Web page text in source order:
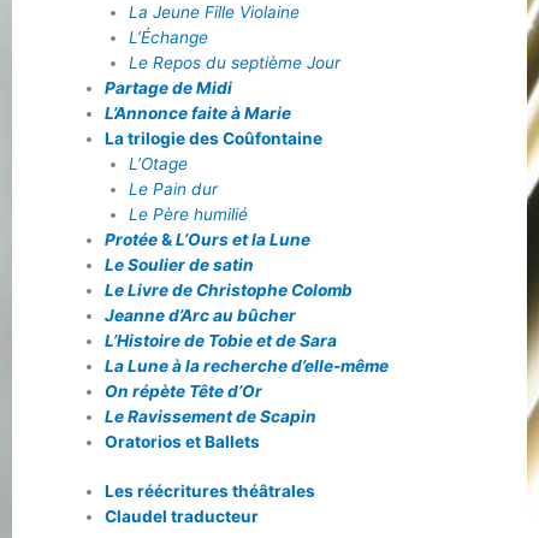
La Jeune Fille Violaine
L’Échange
Le Repos du septième Jour
Partage de Midi
L’Annonce faite à Marie
La trilogie des Coûfontaine
L’Otage
Le Pain dur
Le Père humilié
Protée&L’Ours et la Lune
Le Soulier de satin
Le Livre de Christophe Colomb
Jeanne d’Arc au bûcher
L’Histoire de Tobie et de Sara
La Lune à la recherche d’elle-même
On répète Tête d’Or
Le Ravissement de Scapin
Oratorios et Ballets
Les réécritures théâtrales
Claudel traducteur